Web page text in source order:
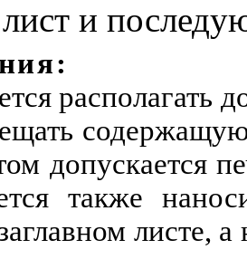
и
располагать
допускается
также
листе,